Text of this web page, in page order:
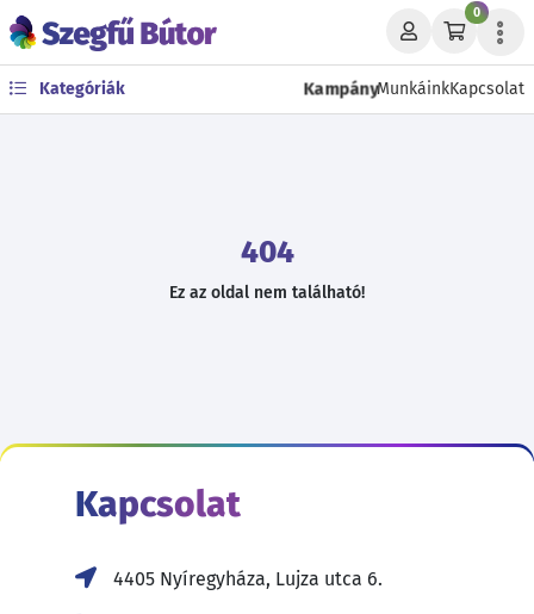
0
Kategóriák KampányMunkáinkKapcsolat
404
Ez az oldal nem található!
Kapcsolat
4405 Nyíregyháza, Lujza utca 6.